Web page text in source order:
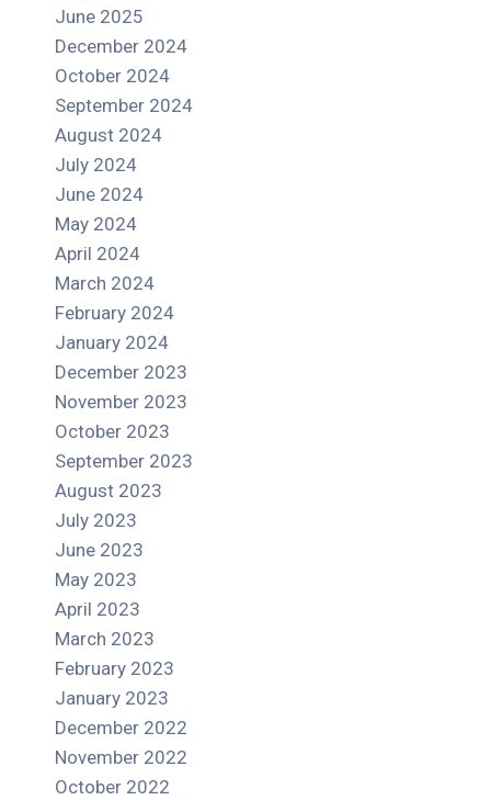
June 2025
December 2024
October 2024
September 2024
August 2024
July 2024
June 2024
May 2024
April 2024
March 2024
February 2024
January 2024
December 2023
November 2023
October 2023
September 2023
August 2023
July 2023
June 2023
May 2023
April 2023
March 2023
February 2023
January 2023
December 2022
November 2022
October 2022